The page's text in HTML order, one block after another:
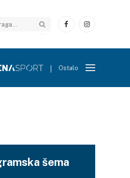
FacebookInstagram
Ostalo
šema